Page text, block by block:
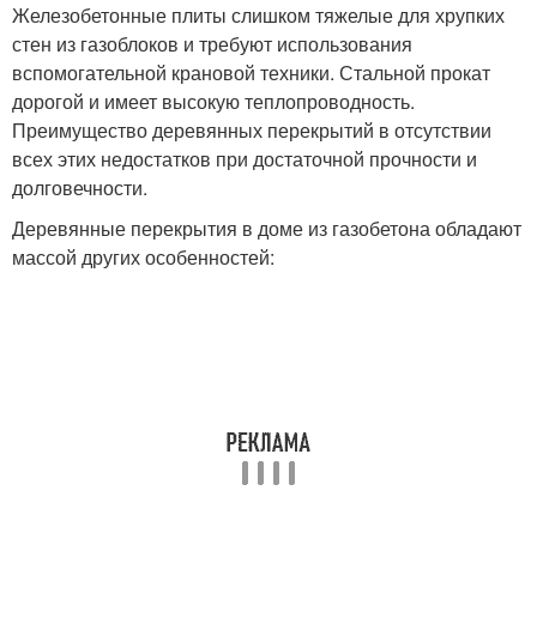
Железобетонные плиты слишком тяжелые для хрупких
стен из газоблоков и требуют использования
вспомогательной крановой техники. Стальной прокат
дорогой и имеет высокую теплопроводность.
Преимущество деревянных перекрытий в отсутствии
всех этих недостатков при достаточной прочности и
долговечности.
Деревянные перекрытия в доме из газобетона обладают
массой других особенностей: